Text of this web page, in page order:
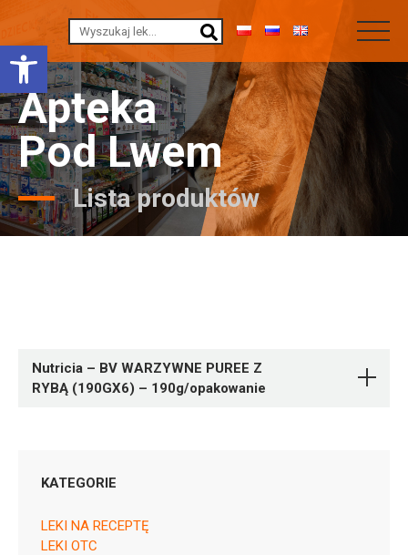
Otwórz pasek narzędzi
Apteka
Pod Lwem
Lista produktów
Nutricia – BV WARZYWNE PUREE Z
RYBĄ (190GX6) – 190g/opakowanie
KATEGORIE
LEKI NA RECEPTĘ
LEKI OTC